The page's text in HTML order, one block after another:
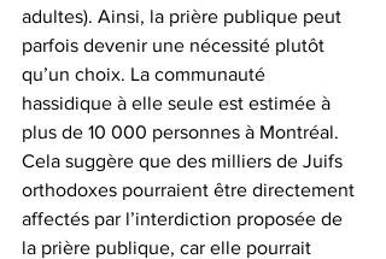
adultes). Ainsi, la prière publique peut
parfois devenir une nécessité plutôt
qu’un choix. La communauté
hassidique à elle seule est estimée à
plus de 10 000 personnes à Montréal.
Cela suggère que des milliers de Juifs
orthodoxes pourraient être directement
affectés par l’interdiction proposée de
la prière publique, car elle pourrait